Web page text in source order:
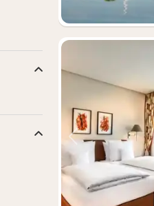
Vorige foto